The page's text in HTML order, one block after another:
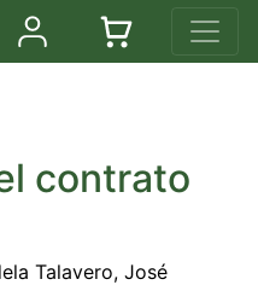
contrato
Talavero, José